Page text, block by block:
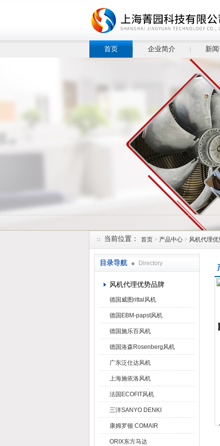
首页 企业简介 新
当前位置： 首页 > 产品中心 > 风机代理
目录导航 Directory
风机代理优势品牌
德国威图rittal风机
德国EBM-papst风机
德国施乐百风机
德国洛森Rosenberg风机
广东泛仕达风机
上海施依洛风机
法国ECOFIT风机
三洋SANYO DENKI
康姆罗顿 COMAIR
ORIX东方马达